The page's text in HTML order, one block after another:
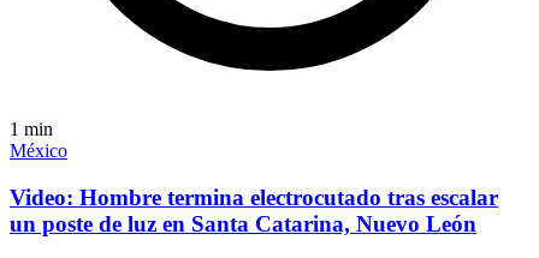
1 min
México
Video: Hombre termina electrocutado tras escalar
un poste de luz en Santa Catarina, Nuevo León